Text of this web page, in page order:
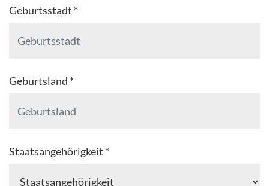
Geburtsstadt *
Geburtsland *
Staatsangehörigkeit *